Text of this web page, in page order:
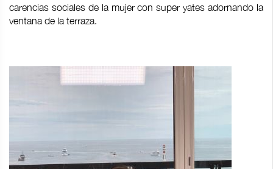
carencias sociales de la mujer con super yates adornando la
ventana de la terraza.